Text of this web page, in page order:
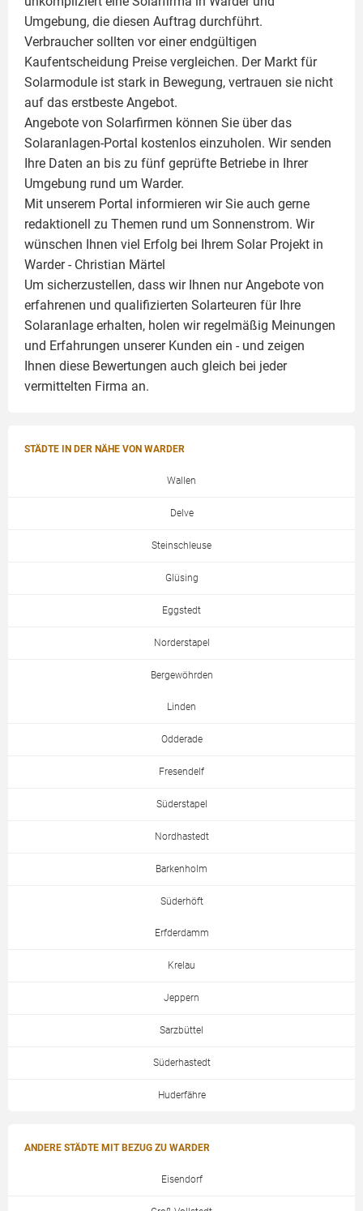
Umgebung, die diesen Auftrag durchführt.
Verbraucher sollten vor einer endgültigen
Kaufentscheidung Preise vergleichen. Der Markt für
Solarmodule ist stark in Bewegung, vertrauen sie nicht
auf das erstbeste Angebot.
Angebote von Solarfirmen können Sie über das
Solaranlagen-Portal kostenlos einzuholen. Wir senden
Ihre Daten an bis zu fünf geprüfte Betriebe in Ihrer
Umgebung rund um Warder.
Mit unserem Portal informieren wir Sie auch gerne
redaktionell zu Themen rund um Sonnenstrom. Wir
wünschen Ihnen viel Erfolg bei Ihrem Solar Projekt in
Warder - Christian Märtel
Um sicherzustellen, dass wir Ihnen nur Angebote von
erfahrenen und qualifizierten Solarteuren für Ihre
Solaranlage erhalten, holen wir regelmäßig Meinungen
und Erfahrungen unserer Kunden ein - und zeigen
Ihnen diese Bewertungen auch gleich bei jeder
vermittelten Firma an.
STÄDTE IN DER NÄHE VON WARDER
Wallen
Delve
Steinschleuse
Glüsing
Eggstedt
Norderstapel
Bergewöhrden
Linden
Odderade
Fresendelf
Süderstapel
Nordhastedt
Barkenholm
Süderhöft
Erfderdamm
Krelau
Jeppern
Sarzbüttel
Süderhastedt
Huderfähre
ANDERE STÄDTE MIT BEZUG ZU WARDER
Eisendorf